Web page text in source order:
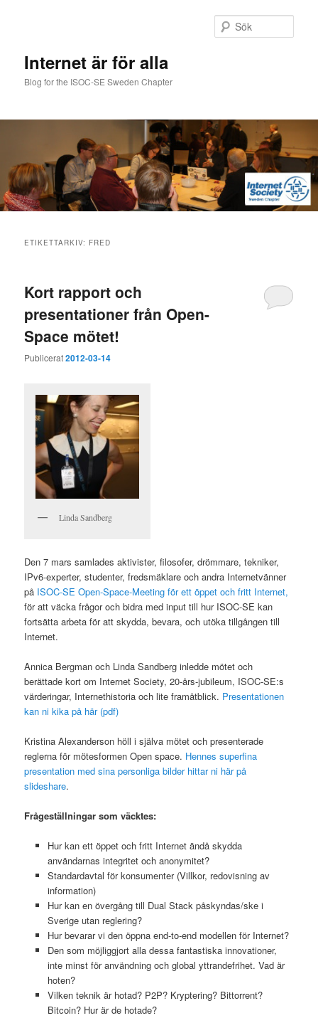
Internet är för alla
Blog for the ISOC-SE Sweden Chapter
ETIKETTARKIV: FRED
Kort rapport och
presentationer från Open-
Space mötet!
Publicerat2012-03-14
Linda Sandberg
Den 7 mars samlades aktivister, filosofer, drömmare, tekniker,
IPv6-experter, studenter, fredsmäklare och andra Internetvänner
på ISOC-SE Open-Space-Meeting för ett öppet och fritt Internet,
för att väcka frågor och bidra med input till hur ISOC-SE kan
fortsätta arbeta för att skydda, bevara, och utöka tillgången till
Internet.
Annica Bergman och Linda Sandberg inledde mötet och
berättade kort om Internet Society, 20-års-jubileum, ISOC-SE:s
värderingar, Internethistoria och lite framåtblick. Presentationen
kan ni kika på här (pdf)
Kristina Alexanderson höll i själva mötet och presenterade
reglerna för mötesformen Open space. Hennes superfina
presentation med sina personliga bilder hittar ni här på
slideshare.
Frågeställningar som väcktes:
Hur kan ett öppet och fritt Internet ändå skydda
användarnas integritet och anonymitet?
Standardavtal för konsumenter (Villkor, redovisning av
information)
Hur kan en övergång till Dual Stack påskyndas/ske i
Sverige utan reglering?
Hur bevarar vi den öppna end-to-end modellen för Internet?
Den som möjliggjort alla dessa fantastiska innovationer,
inte minst för användning och global yttrandefrihet. Vad är
hoten?
Vilken teknik är hotad? P2P? Kryptering? Bittorrent?
Bitcoin? Hur är de hotade?